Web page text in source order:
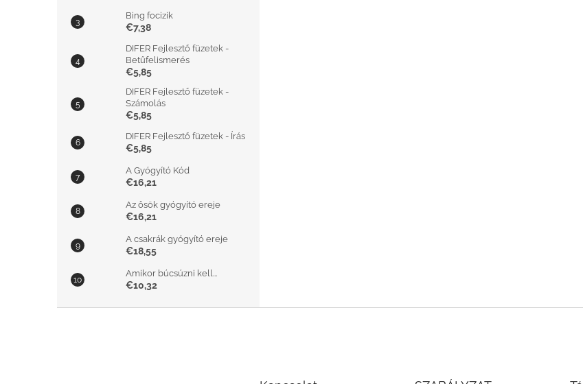
Bing focizik
€7,38
DIFER Fejlesztő füzetek -
Betűfelismerés
€5,85
DIFER Fejlesztő füzetek -
Számolás
€5,85
DIFER Fejlesztő füzetek - Írás
€5,85
A Gyógyító Kód
€16,21
Az ősök gyógyító ereje
€16,21
A csakrák gyógyító ereje
€18,55
Amikor búcsúzni kell...
€10,32